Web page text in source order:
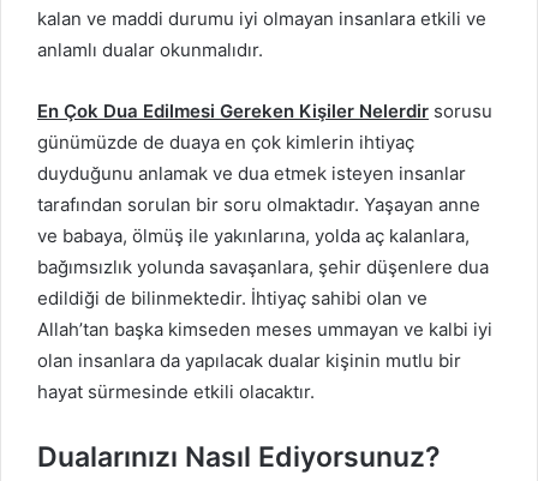
kalan ve maddi durumu iyi olmayan insanlara etkili ve
anlamlı dualar okunmalıdır.
En Çok Dua Edilmesi Gereken Kişiler Nelerdir sorusu
günümüzde de duaya en çok kimlerin ihtiyaç
duyduğunu anlamak ve dua etmek isteyen insanlar
tarafından sorulan bir soru olmaktadır. Yaşayan anne
ve babaya, ölmüş ile yakınlarına, yolda aç kalanlara,
bağımsızlık yolunda savaşanlara, şehir düşenlere dua
edildiği de bilinmektedir. İhtiyaç sahibi olan ve
Allah’tan başka kimseden meses ummayan ve kalbi iyi
olan insanlara da yapılacak dualar kişinin mutlu bir
hayat sürmesinde etkili olacaktır.
Dualarınızı Nasıl Ediyorsunuz?